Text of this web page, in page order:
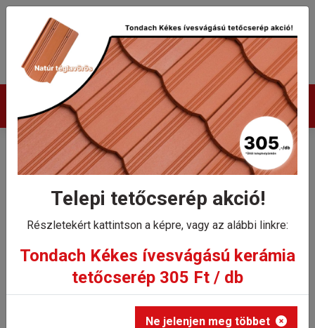
Termékek
Tondach Planoton 9 XXL
Design gerinccserép
rögzítőkapoccsal
Kezdőlap
Tondach Planoton 9 XXL Design gerinccserép
rögzítőkapoccsal
Telepi tetőcserép akció!
Részletekért kattintson a képre, vagy az alábbi linkre:
Tondach Kékes ívesvágású kerámia
tetőcserép 305 Ft / db
Ne jelenjen meg többet